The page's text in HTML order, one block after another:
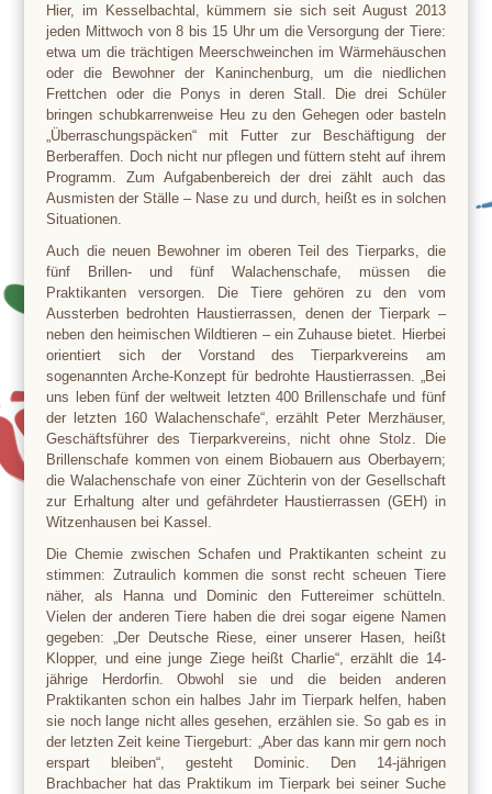
Hier, im Kesselbachtal, kümmern sie sich seit August 2013
jeden Mittwoch von 8 bis 15 Uhr um die Versorgung der Tiere:
etwa um die trächtigen Meerschweinchen im Wärmehäuschen
oder die Bewohner der Kaninchenburg, um die niedlichen
Frettchen oder die Ponys in deren Stall. Die drei Schüler
bringen schubkarrenweise Heu zu den Gehegen oder basteln
„Überraschungspäcken“ mit Futter zur Beschäftigung der
Berberaffen. Doch nicht nur pflegen und füttern steht auf ihrem
Programm. Zum Aufgabenbereich der drei zählt auch das
Ausmisten der Ställe – Nase zu und durch, heißt es in solchen
Situationen.
Auch die neuen Bewohner im oberen Teil des Tierparks, die
fünf Brillen- und fünf Walachenschafe, müssen die
Praktikanten versorgen. Die Tiere gehören zu den vom
Aussterben bedrohten Haustierrassen, denen der Tierpark –
neben den heimischen Wildtieren – ein Zuhause bietet. Hierbei
orientiert sich der Vorstand des Tierparkvereins am
sogenannten Arche-Konzept für bedrohte Haustierrassen. „Bei
uns leben fünf der weltweit letzten 400 Brillenschafe und fünf
der letzten 160 Walachenschafe“, erzählt Peter Merzhäuser,
Geschäftsführer des Tierparkvereins, nicht ohne Stolz. Die
Brillenschafe kommen von einem Biobauern aus Oberbayern;
die Walachenschafe von einer Züchterin von der Gesellschaft
zur Erhaltung alter und gefährdeter Haustierrassen (GEH) in
Witzenhausen bei Kassel.
Die Chemie zwischen Schafen und Praktikanten scheint zu
stimmen: Zutraulich kommen die sonst recht scheuen Tiere
näher, als Hanna und Dominic den Futtereimer schütteln.
Vielen der anderen Tiere haben die drei sogar eigene Namen
gegeben: „Der Deutsche Riese, einer unserer Hasen, heißt
Klopper, und eine junge Ziege heißt Charlie“, erzählt die 14-
jährige Herdorfin. Obwohl sie und die beiden anderen
Praktikanten schon ein halbes Jahr im Tierpark helfen, haben
sie noch lange nicht alles gesehen, erzählen sie. So gab es in
der letzten Zeit keine Tiergeburt: „Aber das kann mir gern noch
erspart bleiben“, gesteht Dominic. Den 14-jährigen
Brachbacher hat das Praktikum im Tierpark bei seiner Suche